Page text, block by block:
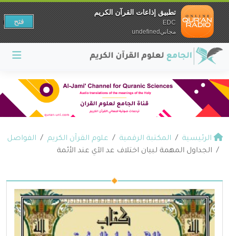
الرئيسية المكتبة الرقمية علوم القرآن الكريم
الفواصل
الجداول المهمة لبيان اختلاف عد الآي عند الأئمة
تطبيق إذاعات القرآن الكريم
EDC
مجانيundefined
فتح